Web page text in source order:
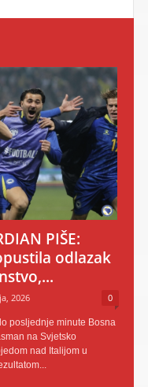
PIŠE:
odlazak
2026 0
posljednje minute Bosna
na Svjetsko
nad Italijom u